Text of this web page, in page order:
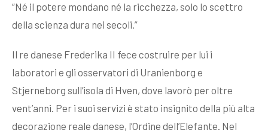
“Né il potere mondano né la ricchezza, solo lo scettro
della scienza dura nei secoli.”
Il re danese Frederika II fece costruire per lui i
laboratori e gli osservatori di Uranienborg e
Stjerneborg sull’isola di Hven, dove lavorò per oltre
vent’anni. Per i suoi servizi è stato insignito della più alta
decorazione reale danese, l’Ordine dell’Elefante. Nel